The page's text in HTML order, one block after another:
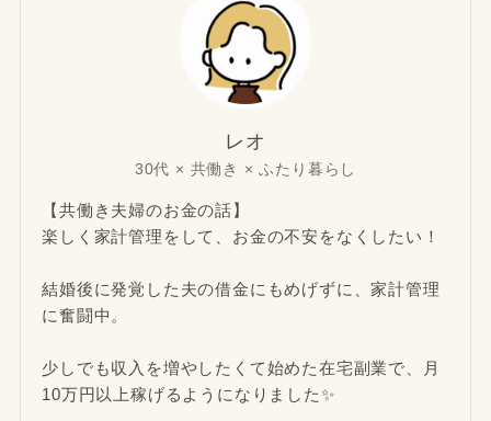
レオ
30代 × 共働き × ふたり暮らし
【共働き夫婦のお金の話】
楽しく家計管理をして、お金の不安をなくしたい！
結婚後に発覚した夫の借金にもめげずに、家計管理
に奮闘中。
少しでも収入を増やしたくて始めた在宅副業で、月
10万円以上稼げるようになりました✨